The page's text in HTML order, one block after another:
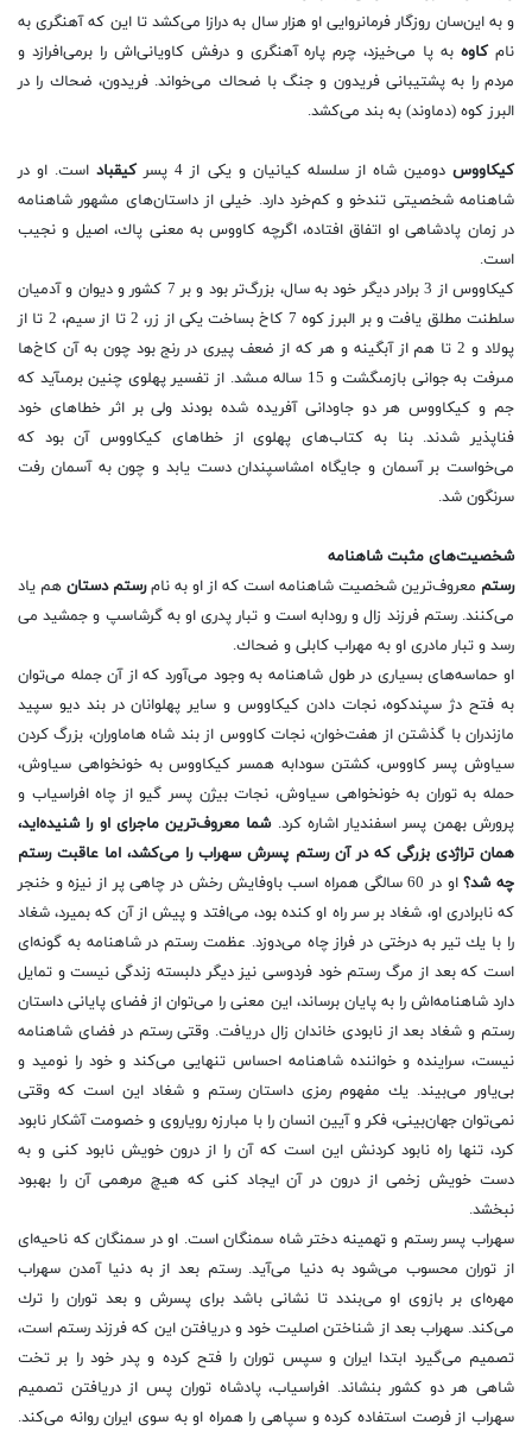
و به این‌سان روزگار فرمانروایی او هزار سال به درازا می‌كشد تا این كه آهنگری به
نامكاوه به پا می‌خیزد، چرم پاره آهنگری و درفش كاویانی‌اش را برمی‌افرازد و
مردم را به پشتیبانی فریدون و جنگ با ضحاك می‌خواند. فریدون، ضحاك را در
البرز كوه (دماوند) به بند می‌كشد.
كیكاووسدومین شاه از سلسله كیانیان و یكی از 4 پسر كیقباداست. او در
شاهنامه شخصیتی تندخو و كم‌خرد دارد. خیلی از داستان‌های مشهور شاهنامه
در زمان پادشاهی او اتفاق افتاده، اگرچه كاووس به معنی پاك، اصیل و نجیب
است.
كیكاووس از 3 برادر دیگر خود به سال، بزرگ‌تر بود و بر 7 كشور و دیوان و آدمیان
سلطنت مطلق یافت و بر البرز كوه 7 كاخ بساخت یكى از زر، 2 تا از سیم، 2 تا از
پولاد و 2 تا هم از آبگینه و هر كه از ضعف پیرى در رنج بود چون به آن كاخ‌ها
مى‏رفت به جوانى بازمى‏گشت و 15 ساله مى‏شد. از تفسیر پهلوى چنین برمى‏آید كه
جم و كیكاووس هر دو جاودانى آفریده شده بودند ولى بر اثر خطاهاى خود
فناپذیر شدند. بنا به كتاب‌های پهلوى از خطاهای كیكاووس آن بود كه
می‌خواست بر آسمان و جایگاه امشاسپندان دست یابد و چون به آسمان رفت
سرنگون شد.
شخصیت‌های مثبت شاهنامه
رستم معروف‌ترین شخصیت شاهنامه است كه از او به نامرستم دستان هم یاد
می‌كنند. رستم فرزند زال و رودابه است و تبار پدری او به گرشاسپ و جمشید می
رسد و تبار مادری او به مهراب كابلی و ضحاك.
او حماسه‌های بسیاری در طول شاهنامه به وجود می‌آورد كه از آن جمله می‌توان
به فتح دژ سپندكوه، نجات دادن كیكاووس و سایر پهلوانان در بند دیو سپید
مازندران با گذشتن از هفت‌خوان، نجات كاووس از بند شاه هاماوران، بزرگ كردن
سیاوش پسر كاووس،‌ كشتن سودابه همسر كیكاووس به خونخواهی سیاوش،
حمله به توران به خونخواهی سیاوش،‌ نجات بیژن پسر گیو از چاه افراسیاب و
پرورش بهمن پسر اسفندیار اشاره كرد.شما معروف‌ترین ماجرای او را شنیده‌اید،
همان تراژدی بزرگی كه در آن رستم پسرش سهراب را می‌كشد، اما عاقبت رستم
چه شد؟
او در 60 سالگی همراه اسب باوفایش رخش در چاهی پر از نیزه و خنجر
كه نابرادری او، شغاد بر سر راه او كنده بود، می‌افتد و پیش از آن كه بمیرد، شغاد
را با یك تیر به درختی در فراز چاه می‌دوزد. عظمت رستم در شاهنامه به گونه‌ای
است كه بعد از مرگ رستم خود فردوسی نیز دیگر دلبسته‌ زندگی نیست و تمایل
دارد شاهنامه‌اش را به پایان برساند، این معنی را می‌توان از فضای پایانی داستان
رستم و شغاد بعد از نابودی خاندان زال دریافت. وقتی رستم در فضای شاهنامه
نیست، سراینده و خواننده شاهنامه احساس تنهایی می‌كند و خود را نومید و
بی‌یاور می‌بیند. یك مفهوم رمزی داستان رستم و شغاد این است كه وقتی
نمی‌توان جهان‌بینی، فكر و آیین انسان را با مبارزه‌ رویاروی و خصومت آشكار نابود
كرد، تنها راه نابود كردنش این است كه آن را از درون خویش نابود كنی و به
دست خویش زخمی از درون در آن ایجاد كنی كه هیچ مرهمی آن را بهبود
نبخشد.
سهراب پسر رستم و تهمینه دختر شاه سمنگان است. او در سمنگان كه ناحیه‌ای
از توران محسوب می‌شود به دنیا می‌آید. رستم بعد از به دنیا آمدن سهراب
مهره‌ای بر بازوی او می‌بندد تا نشانی باشد برای پسرش و بعد توران را ترك
می‌كند. سهراب بعد از شناختن اصلیت خود و دریافتن این كه فرزند رستم است،
تصمیم می‌گیرد ابتدا ایران و سپس توران را فتح كرده و پدر خود را بر تخت
شاهی هر دو كشور بنشاند. افراسیاب، پادشاه توران پس از دریافتن تصمیم
سهراب از فرصت استفاده كرده و سپاهی را همراه او به سوی ایران روانه می‌كند.